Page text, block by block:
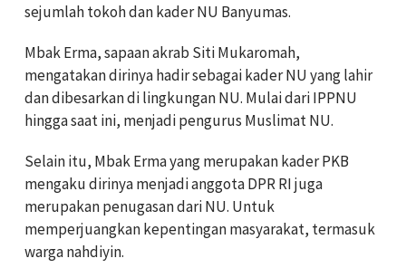
sejumlah tokoh dan kader NU Banyumas.
Mbak Erma, sapaan akrab Siti Mukaromah,
mengatakan dirinya hadir sebagai kader NU yang lahir
dan dibesarkan di lingkungan NU. Mulai dari IPPNU
hingga saat ini, menjadi pengurus Muslimat NU.
Selain itu, Mbak Erma yang merupakan kader PKB
mengaku dirinya menjadi anggota DPR RI juga
merupakan penugasan dari NU. Untuk
memperjuangkan kepentingan masyarakat, termasuk
warga nahdiyin.